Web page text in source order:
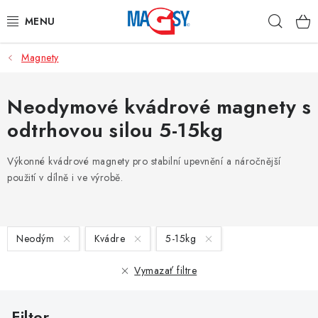
na
HLAVNÉ KATEGÓRIE
MAGNETICKÉ POMÔCKY
PRIEMYSELNÉ MAGNETY
OSTATNÉ MAGNETY
O nás Obchodné podmienky
Ochrana osobných údajov
Magnety
Neodymové kvádrové magnety s
odtrhovou silou 5-15kg
Výkonné kvádrové magnety pro stabilní upevnění a náročnější
použití v dílně i ve výrobě.
V
ý
Neodým Kvádre 5-15kg
Vymazať filtre